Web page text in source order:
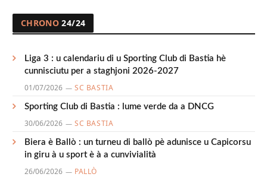
CHRONO 24/24
Liga 3 : u calendariu di u Sporting Club di Bastia hè
cunnisciutu per a staghjoni 2026-2027
01/07/2026 SC BASTIA
Sporting Club di Bastia : lume verde da a DNCG
30/06/2026 SC BASTIA
Biera è Ballò : un turneu di ballò pè adunisce u Capicorsu
in giru à u sport è à a cunvivialità
26/06/2026 PALLÒ